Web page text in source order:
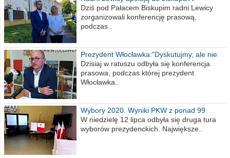
Wiesława Meringa
Dziś pod Pałacem Biskupim radni Lewicy
zorganizowali konferencję prasową,
podczas..
Prezydent Włocławka:"Dyskutujmy, ale nie
obrażajmy się”
Dzisiaj w ratuszu odbyła się konferencja
prasowa, podczas której prezydent
Włocławka..
Wybory 2020. Wyniki PKW z ponad 99
procent obwodów
W niedzielę 12 lipca odbyła się druga tura
wyborów prezydenckich. Największe..